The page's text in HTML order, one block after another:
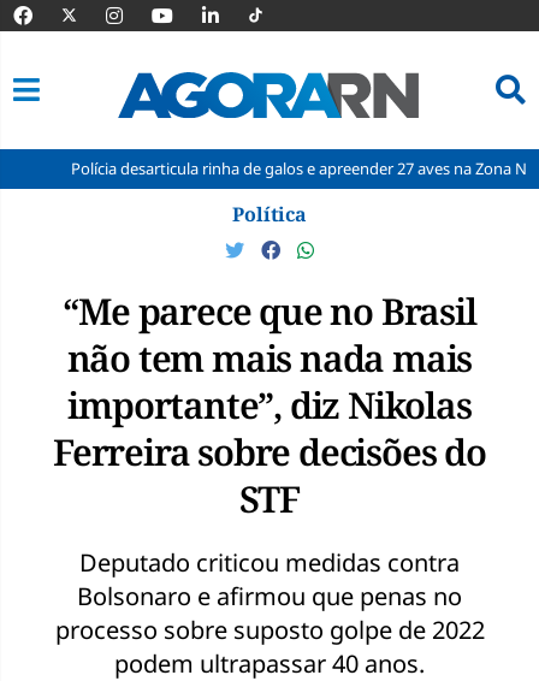
desarticula rinha de galos e apreender 27 aves na Zona Norte de Natal
Política
“Me parece que no Brasil
não tem mais nada mais
importante”, diz Nikolas
Ferreira sobre decisões do
STF
Deputado criticou medidas contra
Bolsonaro e afirmou que penas no
processo sobre suposto golpe de 2022
podem ultrapassar 40 anos.